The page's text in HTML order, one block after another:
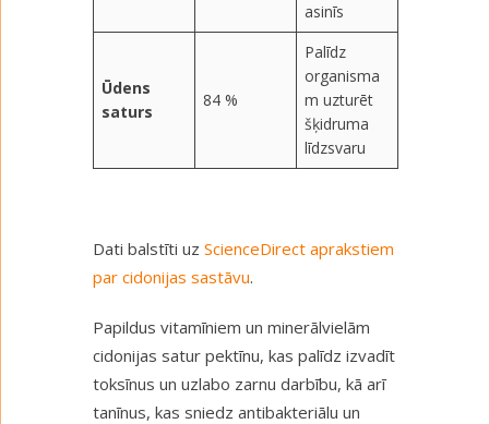
asinīs
Ūdens
saturs
84 %
Palīdz
organisma
m uzturēt
šķidruma
līdzsvaru
Dati balstīti uz ScienceDirect aprakstiem
par cidonijas sastāvu.
Papildus vitamīniem un minerālvielām
cidonijas satur pektīnu, kas palīdz izvadīt
toksīnus un uzlabo zarnu darbību, kā arī
tanīnus, kas sniedz antibakteriālu un